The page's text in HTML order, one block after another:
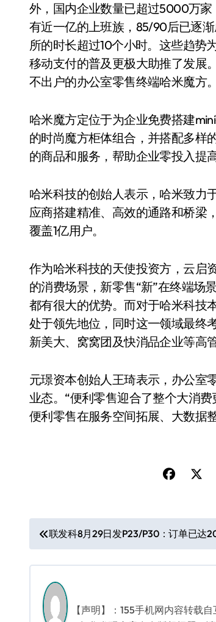
外，国内企业数量已超过5000万
有近一亿的上班族，85/90后已逐
所的时长超过10个小时。这些趋势
移动支付的普及更极大助推了发展
不出户的办公室零售终端哈米魔方。
哈米魔方定位于为企业免费搭建
的时尚魔方柜体组合，并搭配多样
的商品和服务，帮助企业零投入提
哈米科技的创始人表示，哈米致力
应商搭建精准、高效的通路和桥梁
覆盖1亿用户。
作为哈米科技的天使投资方，云启
的消费场景，新零售“新”在终端场
都有很大的优势。而对于哈米科技
处于领先地位，同时这一领域最终
新美大、窝窝团及快消品企业等高
元璟资本创始人王琦表示，办公室
业态。“便利零售迎合了整个大消
便利零售在服务空间拓展、大数据
文
章
导
航
联发科8月29日发P23/P30：订单已达
【声明】：155手机网内容转载